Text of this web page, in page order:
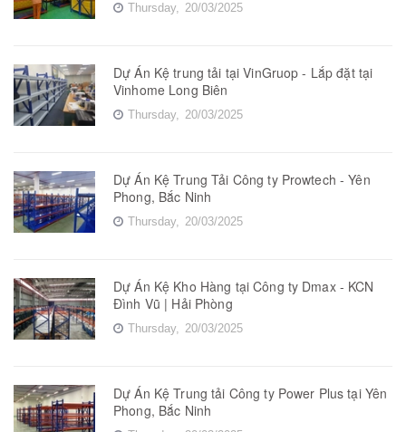
Thursday, 20/03/2025
Dự Án Kệ trung tải tại VinGruop - Lắp đặt tại
Vinhome Long Biên
Thursday, 20/03/2025
Dự Án Kệ Trung Tải Công ty Prowtech - Yên
Phong, Bắc Ninh
Thursday, 20/03/2025
Dự Án Kệ Kho Hàng tại Công ty Dmax - KCN
Đình Vũ | Hải Phòng
Thursday, 20/03/2025
Dự Án Kệ Trung tải Công ty Power Plus tại Yên
Phong, Bắc Ninh